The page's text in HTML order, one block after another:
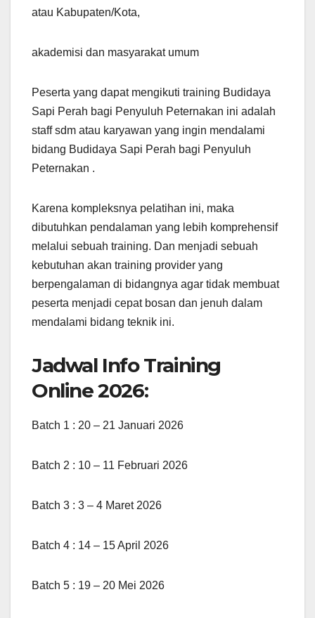
atau Kabupaten/Kota,
akademisi dan masyarakat umum
Peserta yang dapat mengikuti training Budidaya
Sapi Perah bagi Penyuluh Peternakan ini adalah
staff sdm atau karyawan yang ingin mendalami
bidang Budidaya Sapi Perah bagi Penyuluh
Peternakan .
Karena kompleksnya pelatihan ini, maka
dibutuhkan pendalaman yang lebih komprehensif
melalui sebuah training. Dan menjadi sebuah
kebutuhan akan training provider yang
berpengalaman di bidangnya agar tidak membuat
peserta menjadi cepat bosan dan jenuh dalam
mendalami bidang teknik ini.
Jadwal Info Training
Online 2026:
Batch 1 : 20 – 21 Januari 2026
Batch 2 : 10 – 11 Februari 2026
Batch 3 : 3 – 4 Maret 2026
Batch 4 : 14 – 15 April 2026
Batch 5 : 19 – 20 Mei 2026